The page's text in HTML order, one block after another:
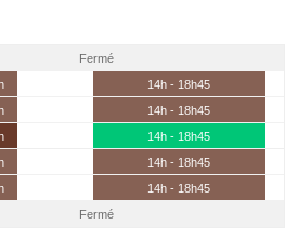
Fermé
14h - 18h45
14h - 18h45
14h - 18h45
14h - 18h45
14h - 18h45
Fermé